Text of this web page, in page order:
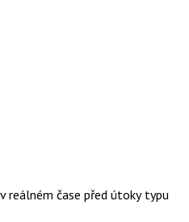
reálném čase před útoky typu